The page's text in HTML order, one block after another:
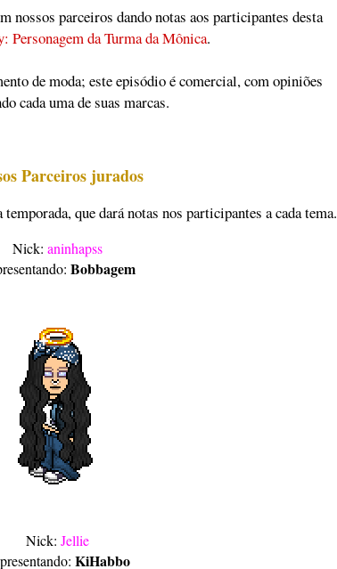
nossos parceiros dando notas aos participantes desta
Personagem da Turma da Mônica.
de moda; este episódio é comercial, com opiniões
cada uma de suas marcas.
Parceiros jurados
que dará notas nos participantes a cada tema.
Nick: aninhapss
Bobbagem
Nick: Jellie
KiHabbo